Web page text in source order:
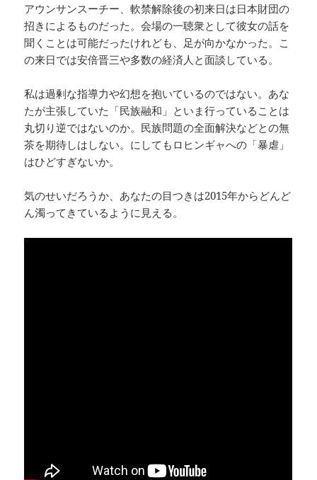
アウンサンスーチー、軟禁解除後の初来日は日本財団の
招きによるものだった。会場の一聴衆として彼女の話を
聞くことは可能だったけれども、足が向かなかった。こ
の来日では安倍晋三や多数の経済人と面談している。
私は過剰な指導力や幻想を抱いているのではない。あな
たが主張していた「民族融和」といま行っていることは
丸切り逆ではないのか。民族問題の全面解決などとの無
茶を期待しはしない。にしてもロヒンギャへの「暴虐」
はひどすぎないか。
気のせいだろうか、あなたの目つきは2015年からどんど
ん濁ってきているように見える。